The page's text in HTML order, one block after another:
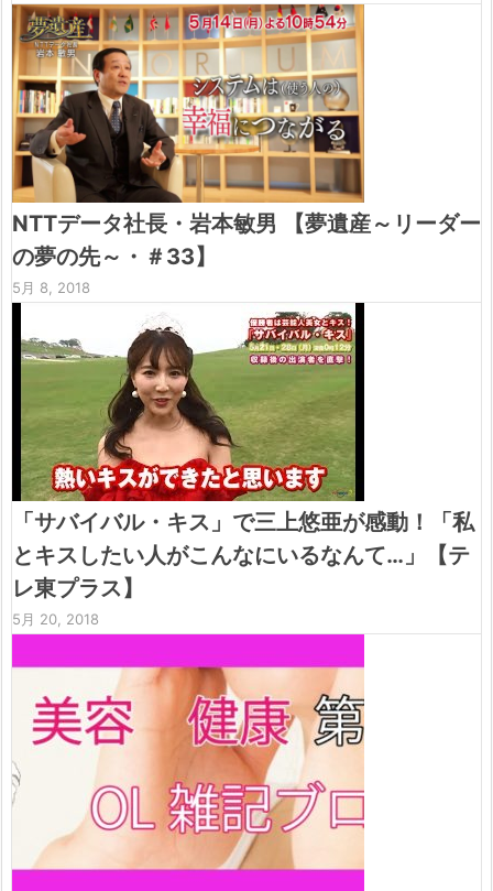
NTTデータ社長・岩本敏男 【夢遺産～リーダー
の夢の先～・＃33】
5月 8, 2018
「サバイバル・キス」で三上悠亜が感動！「私
とキスしたい人がこんなにいるなんて…」【テ
レ東プラス】
5月 20, 2018